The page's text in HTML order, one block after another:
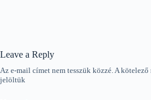
Leave a Reply
Az e-mail címet nem tesszük közzé.A kötelező
jelöltük